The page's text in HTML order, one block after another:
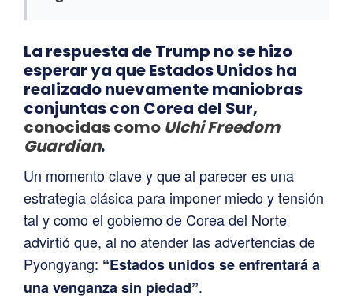
La respuesta de Trump no se hizo
esperar ya que Estados Unidos ha
realizado nuevamente maniobras
conjuntas con Corea del Sur,
conocidas como Ulchi Freedom
Guardian.
Un momento clave y que al parecer es una
estrategia clásica para imponer miedo y tensión
tal y como el gobierno de Corea del Norte
advirtió que, al no atender las advertencias de
Pyongyang: “Estados unidos se enfrentará a
una venganza sin piedad”.